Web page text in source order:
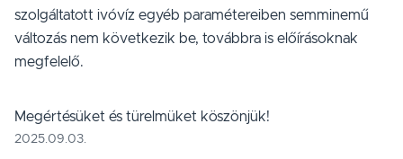
szolgáltatott ivóvíz egyéb paramétereiben semminemű
változás nem következik be, továbbra is előírásoknak
megfelelő.
Megértésüket és türelmüket köszönjük!
2025.09.03.